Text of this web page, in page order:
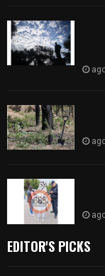
EDITOR'S PICKS